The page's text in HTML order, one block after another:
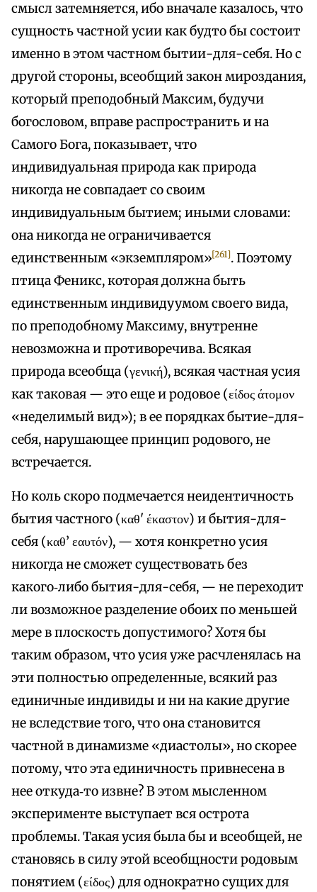
смысл затемняется, ибо вначале казалось, что
сущность частной усии как будто бы состоит
именно в этом частном бытии-для-себя. Но с
другой стороны, всеобщий закон мироздания,
который преподобный Максим, будучи
богословом, вправе распространить и на
Самого Бога, показывает, что
индивидуальная природа как природа
никогда не совпадает со своим
индивидуальным бытием; иными словами:
она никогда не ограничивается
единственным «экземпляром»[261]. Поэтому
птица Феникс, которая должна быть
единственным индивидуумом своего вида,
по преподобному Максиму, внутренне
невозможна и противоречива. Всякая
природа всеобща (γενική), всякая частная усия
как таковая — это еще и родовое (είδος άτομον
«неделимый вид»); в ее порядках бытие-для-
себя, нарушающее принцип родового, не
встречается.
Но коль скоро подмечается неидентичность
бытия частного (καθ' έκαστον) и бытия-для-
себя (καθ’ εαυτόν), — хотя конкретно усия
никогда не сможет существовать без
какого‑либо бытия-для-себя, — не переходит
ли возможное разделение обоих по меньшей
мере в плоскость допустимого? Хотя бы
таким образом, что усия уже расчленялась на
эти полностью определенные, всякий раз
единичные индивиды и ни на какие другие
не вследствие того, что она становится
частной в динамизме «диастолы», но скорее
потому, что эта единичность привнесена в
нее откуда‑то извне? В этом мысленном
эксперименте выступает вся острота
проблемы. Такая усия была бы и всеобщей, не
становясь в силу этой всеобщности родовым
понятием (είδος) для однократно сущих для